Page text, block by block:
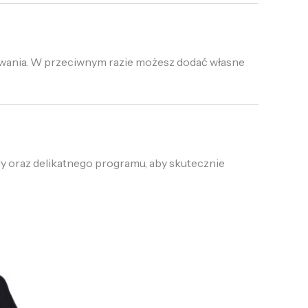
W przeciwnym razie możesz dodać własne
oraz delikatnego programu, aby skutecznie